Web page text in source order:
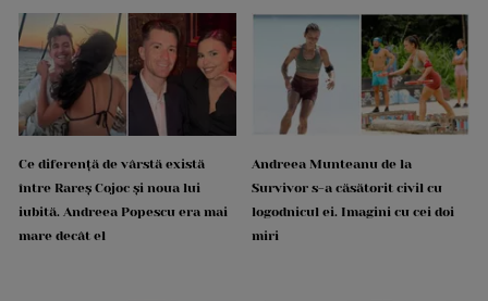
Ce diferență de vârstă există
între Rareș Cojoc și noua lui
iubită. Andreea Popescu era mai
mare decât el
Andreea Munteanu de la
Survivor s-a căsătorit civil cu
logodnicul ei. Imagini cu cei doi
miri